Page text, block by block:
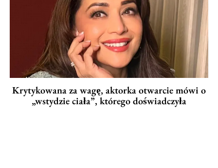
Krytykowana za wagę, aktorka otwarcie mówi o
„wstydzie ciała”, którego doświadczyła